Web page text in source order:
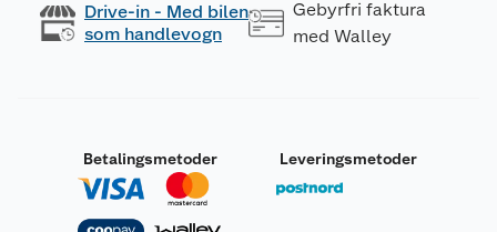
Drive-in - Med bilen
som handlevogn
Gebyrfri faktura
med Walley
Betalingsmetoder Leveringsmetoder